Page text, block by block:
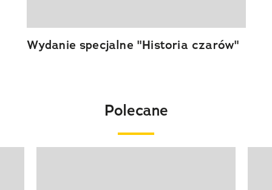
Wydanie specjalne "Historia czarów"
Polecane